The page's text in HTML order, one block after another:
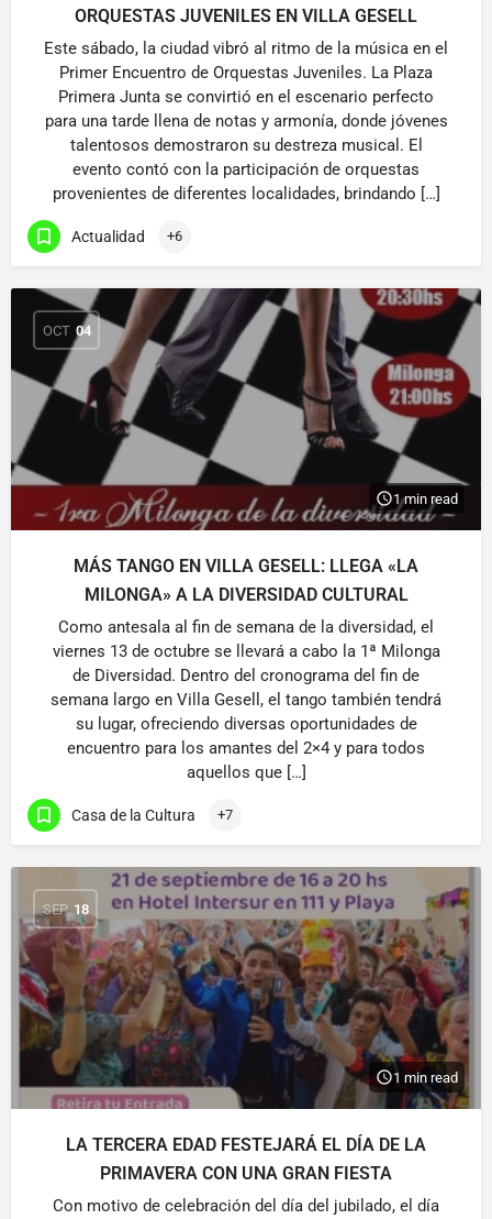
ORQUESTAS JUVENILES EN VILLA GESELL
Este sábado, la ciudad vibró al ritmo de la música en el
Primer Encuentro de Orquestas Juveniles. La Plaza
Primera Junta se convirtió en el escenario perfecto
para una tarde llena de notas y armonía, donde jóvenes
talentosos demostraron su destreza musical. El
evento contó con la participación de orquestas
provenientes de diferentes localidades, brindando […]
Actualidad +6
OCT 04
1 min read
MÁS TANGO EN VILLA GESELL: LLEGA «LA
MILONGA» A LA DIVERSIDAD CULTURAL
Como antesala al fin de semana de la diversidad, el
viernes 13 de octubre se llevará a cabo la 1ª Milonga
de Diversidad. Dentro del cronograma del fin de
semana largo en Villa Gesell, el tango también tendrá
su lugar, ofreciendo diversas oportunidades de
encuentro para los amantes del 2×4 y para todos
aquellos que […]
Casa de la Cultura +7
SEP 18
1 min read
LA TERCERA EDAD FESTEJARÁ EL DÍA DE LA
PRIMAVERA CON UNA GRAN FIESTA
Con motivo de celebración del día del jubilado, el día